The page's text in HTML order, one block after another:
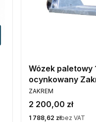
Wózek paletowy
ocynkowany
VTV
PRODUCENT
ZAKREM
Cena
2 200,00 zł
Cena
1 788,62 złbez VAT